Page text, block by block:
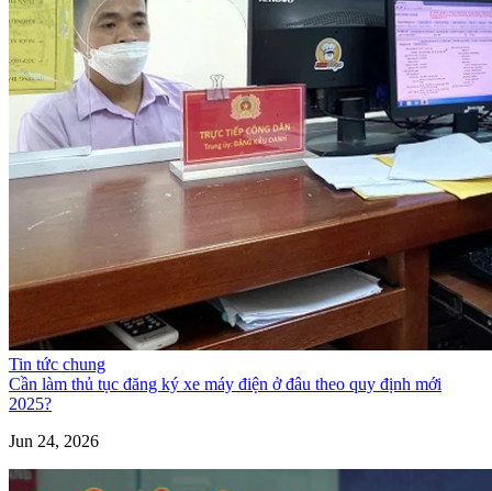
Tin tức chung
Cần làm thủ tục đăng ký xe máy điện ở đâu theo quy định mới
2025?
Jun 24, 2026